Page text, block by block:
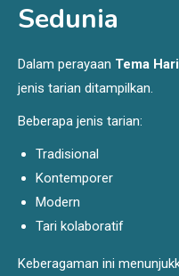
Sedunia
Dalam perayaan Tema
jenis tarian ditampilkan.
Beberapa jenis tarian:
Tradisional
Kontemporer
Modern
Tari kolaboratif
Keberagaman ini